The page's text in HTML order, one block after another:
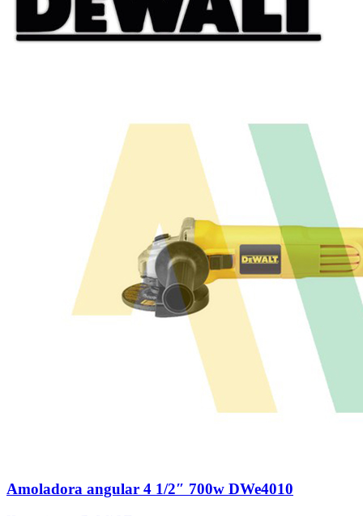
Amoladora angular 4 1/2″ 700w DWe4010